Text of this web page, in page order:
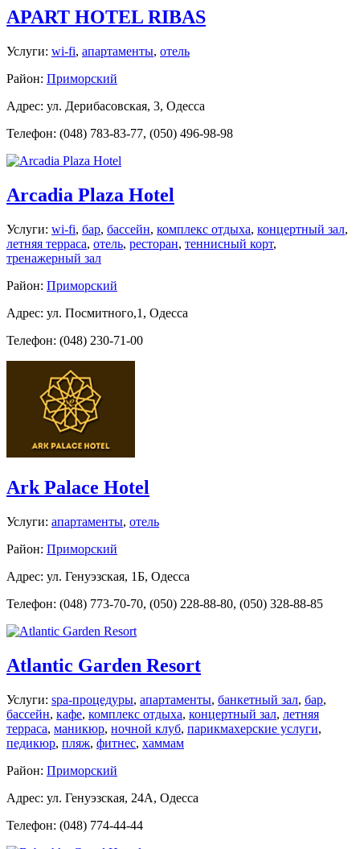
APART HOTEL RIBAS
Услуги: wi-fi, апартаменты, отель
Район: Приморский
Адрес: ул. Дерибасовская, 3, Одесса
Телефон: (048) 783-83-77, (050) 496-98-98
Arcadia Plaza Hotel
Услуги: wi-fi, бар, бассейн, комплекс отдыха, концертный зал,
летняя терраса, отель, ресторан, теннисный корт,
тренажерный зал
Район: Приморский
Адрес: ул. Посмитного,1, Одесса
Телефон: (048) 230-71-00
Ark Palace Hotel
Услуги: апартаменты, отель
Район: Приморский
Адрес: ул. Генуэзская, 1Б, Одесса
Телефон: (048) 773-70-70, (050) 228-88-80, (050) 328-88-85
Atlantic Garden Resort
Услуги: spa-процедуры, апартаменты, банкетный зал, бар,
бассейн, кафе, комплекс отдыха, концертный зал, летняя
терраса, маникюр, ночной клуб, парикмахерские услуги,
педикюр, пляж, фитнес, хаммам
Район: Приморский
Адрес: ул. Генуэзская, 24A, Одесса
Телефон: (048) 774-44-44